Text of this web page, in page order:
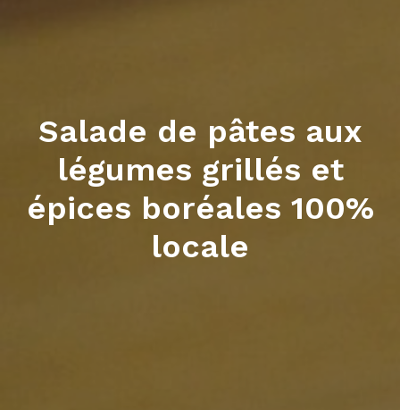
Salade de pâtes aux
légumes grillés et
épices boréales 100%
locale